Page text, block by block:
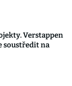
Verstappen
soustředit na